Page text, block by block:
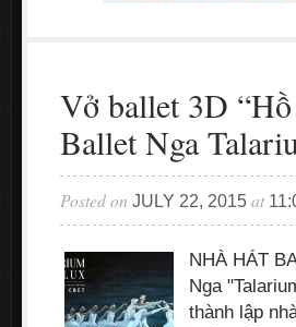
Vở ballet 3D
Ballet Nga
Posted on JULY 22, 2015 at
NHÀ HÁT
Nga
thành lập